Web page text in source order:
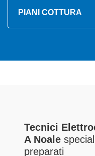
PIANI COTTURA
Tecnici
A Noale
preparati